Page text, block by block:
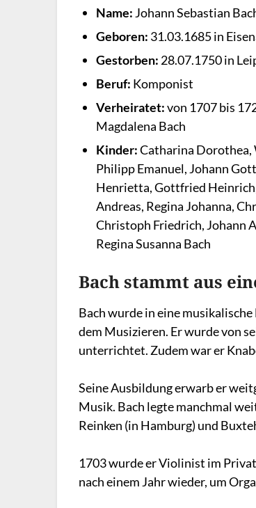
Name: Johann Sebastian
Geboren: 31.03.1685 in
Gestorben: 28.07.1750 in
Beruf: Komponist
Verheiratet:von 1707 bis
Magdalena Bach
Kinder:Catharina Dorothea,
Philipp Emanuel, Johann
Henrietta, Gottfried
Andreas, Regina Johanna,
Christoph Friedrich, Johann
Regina Susanna Bach
Bach stammt aus
Bach wurde in eine
dem Musizieren. Er wurde von
unterrichtet. Zudem war er
Seine Ausbildung erwarb er
Musik. Bach legte manchmal
Reinken (in Hamburg) und
1703 wurde er Violinist im
nach einem Jahr wieder, um